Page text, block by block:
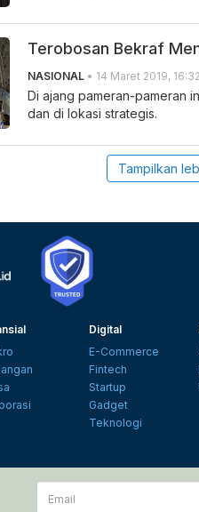
Terobosan Bekraf
NASIONAL • 14 Maret 2019, 16:32
Di ajang pameran-pameran
dan di lokasi strategis.
Tampilkan
Digital
E-Commerce
Fintech
Startup
Gadget
Teknologi
Email